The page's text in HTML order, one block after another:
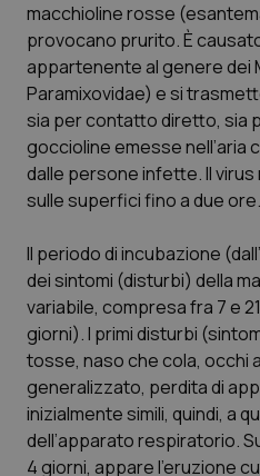
QS Pro
Professionisti Sanitari.AI
Abruzzo
Basilicata
Calabria
Campania
Emilia-Romagna
Friuli Venezia Giulia
QS Pro Gold
Artrite & artrosi
Asma & BPCO
Car-T
Colesterolo &
Dermatite Atopica
QS Club Newsletter
macchioline rosse
provocano prurito. È
appartenente al genere dei
Paramixovidae) e si
sia per contatto diretto, sia
goccioline emesse nell’aria
dalle persone infette. Il virus
sulle superfici fino a due ore.
Il periodo di incubazione
dei sintomi (disturbi) della
variabile, compresa fra 7 e
giorni). I primi disturbi
tosse, naso che cola, occhi
generalizzato, perdita di
inizialmente simili, quindi, a
dell’apparato respiratorio.
4 giorni, appare l’eruzione